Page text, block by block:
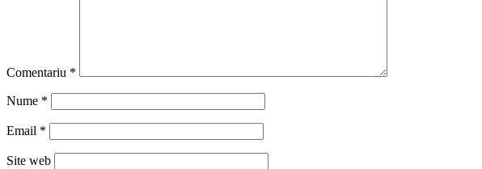
Comentariu *
Nume *
Email *
Site web